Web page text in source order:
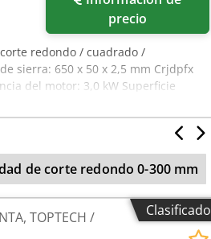
precio
redondo / cuadrado /
sierra: 650 x 50 x 2,5 mm Crjdpfx
del motor: 3,0 kW Superficie
- 3 velocidades de carrera -
- Guía de placa pretensada del
acelerado del arco de sierra -
- Interruptor de límite - Elevación
de sierra nueva
de corte redondo 0-300 mm
Clasificado
TOPTECH /